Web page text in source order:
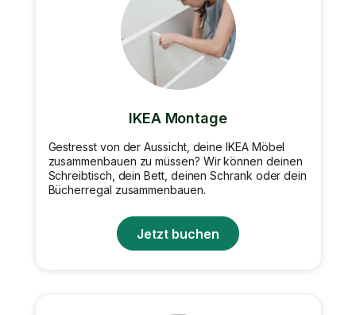
IKEA Montage
Gestresst von der Aussicht, deine IKEA Möbel
zusammenbauen zu müssen? Wir können deinen
Schreibtisch, dein Bett, deinen Schrank oder dein
Bücherregal zusammenbauen.
Jetzt buchen